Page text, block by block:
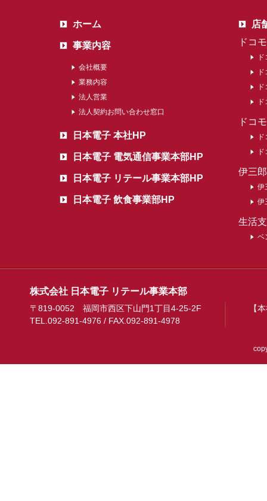
ホーム
事業内容
会社概要
業務内容
法人営業
法人契約お問い合わせ窓口
日本電子 本社HP
日本電子 電気通信事業本部HP
日本電子 リテール事業本部HP
日本電子 飲食事業部HP
店
ドコ
ドコ
伊三
伊
伊
生活
ベ
株式会社 日本電子 リテール事業本部
〒819-0052 福岡市西区下山門1丁目4-25-2F
TEL.092-891-4976 / FAX.092-891-4978
【